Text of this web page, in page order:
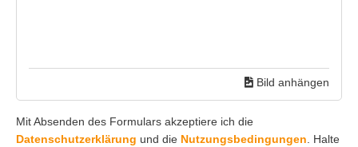
Bild anhängen
Mit Absenden des Formulars akzeptiere ich die
Datenschutzerklärung und die Nutzungsbedingungen. Halte